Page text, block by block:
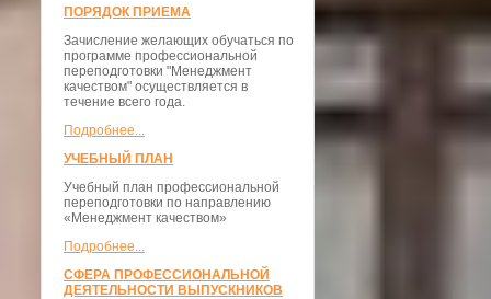
ПОРЯДОК ПРИЕМА
Зачисление желающих обучаться по
программе профессиональной
переподготовки "Менеджмент
качеством" осуществляется в
течение всего года.
Подробнее...
УЧЕБНЫЙ ПЛАН
Учебный план профессиональной
переподготовки по направлению
«Менеджмент качеством»
Подробнее...
СФЕРА ПРОФЕССИОНАЛЬНОЙ
ДЕЯТЕЛЬНОСТИ ВЫПУСКНИКОВ